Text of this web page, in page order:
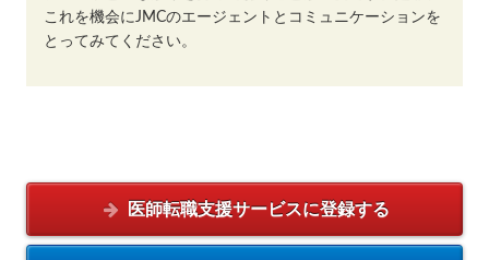
これを機会にJMCのエージェントとコミュニケーションを
とってみてください。
医師転職支援サービスに登録する